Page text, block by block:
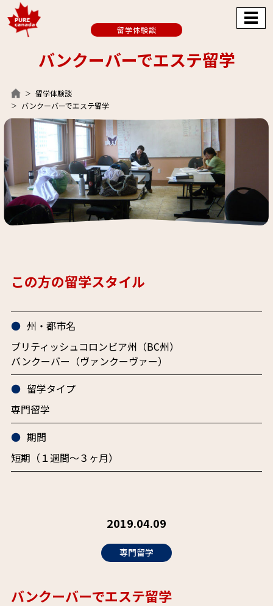
バンクーバーでエステ留学
留学体験談
バンクーバーでエステ留学
留学体験談
この方の留学スタイル
州・都市名
ブリティッシュコロンビア州（BC州）
バンクーバー（ヴァンクーヴァー）
留学タイプ
専門留学
期間
短期（１週間〜３ヶ月）
2019.04.09
専門留学
バンクーバーでエステ留学